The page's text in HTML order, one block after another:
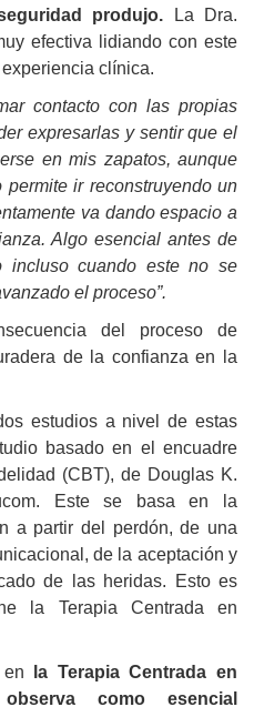
produjo. La Dra.
efectiva lidiando con este
clínica.
contacto con las propias
expresarlas y sentir que el
en mis zapatos, aunque
ir reconstruyendo un
va dando espacio a
Algo esencial antes de
incluso cuando este no se
el proceso”.
del proceso de
de la confianza en la
estudios a nivel de estas
basado en el encuadre
(CBT), de Douglas K.
Este se basa en la
a partir del perdón, de una
de la aceptación y
de las heridas. Esto es
la Terapia Centrada en
la Terapia Centrada en
como esencial